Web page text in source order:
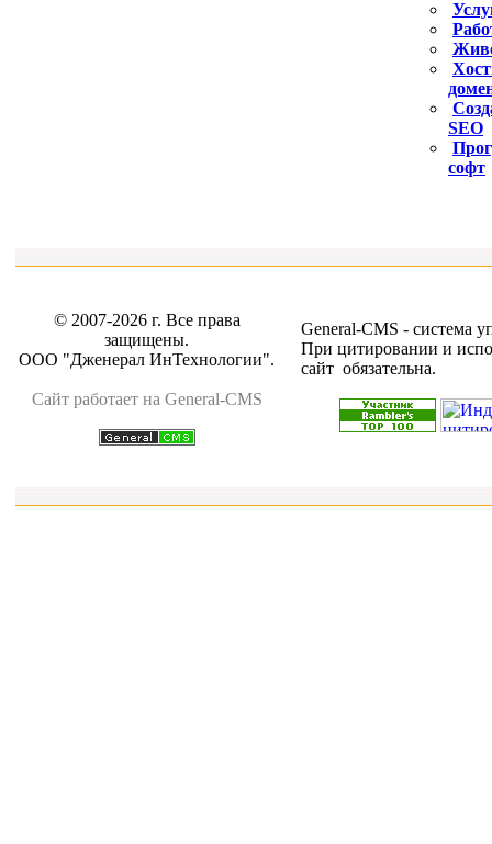
SEO
софт
© 2007-2026 г. Все права
защищены.
ООО "Дженерал ИнТехнологии".
Cайт работает на General-CMS
General-CMS - система
При цитировании и
сайт обязательна.